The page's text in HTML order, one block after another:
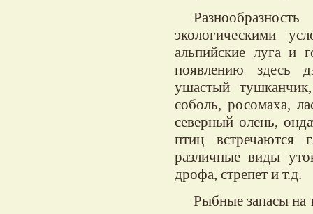
экологическими
альпийские луга и
появлению здесь
ушастый
соболь, росомаха,
северный олень,
птиц встречаются
различные виды
дрофа, стрепет и т.д.
Рыбные запасы на